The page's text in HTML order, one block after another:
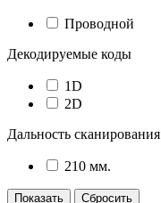
Проводной
Декодируемые коды
1D
2D
Дальность сканирования
210 мм.